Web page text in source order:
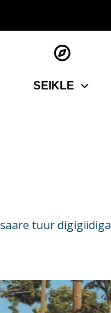
SEIKLE
tuur digigiidiga